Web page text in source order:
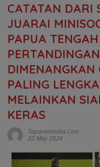
CATATAN DARI
JUARAI
PAPUA
DIMENANGKAN
PALING
MELAINKAN
KERAS
Taparemimika.com
22 May 2026